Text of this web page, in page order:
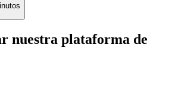
nuestra plataforma de